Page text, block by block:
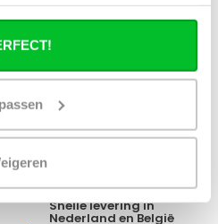
dit product ?
al je vragen beantwoorden.
14 dagen bedenktijd
Snelle levering in
Nederland en België